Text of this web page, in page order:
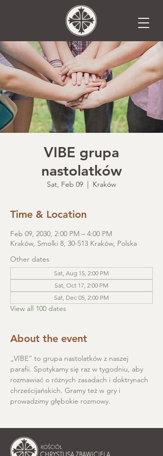
VIBE grupa
nastolatków
Sat, Feb 09
  |
Kraków
Time & Location
Feb 09, 2030, 2:00 PM – 4:00 PM
Kraków, Smolki 8, 30-513 Kraków, Polska
Other dates
Sat, Aug 15, 2:00 PM
Sat, Oct 17, 2:00 PM
Sat, Dec 05, 2:00 PM
View all 100 dates
About the event
„VIBE” to grupa nastolatków z naszej
parafii. Spotykamy się raz w tygodniu, aby
rozmawiać o różnych zasadach i doktrynach
chrześcijańskich. Gramy też w gry i
prowadzimy głębokie rozmowy.